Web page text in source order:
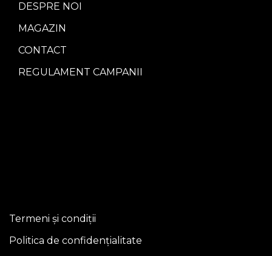
DESPRE NOI
MAGAZIN
CONTACT
REGULAMENT CAMPANII
Termeni și condiții
Politica de confidențialitate